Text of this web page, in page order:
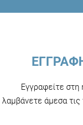
Εγγραφείτε
λαμβάνετε άμεσα